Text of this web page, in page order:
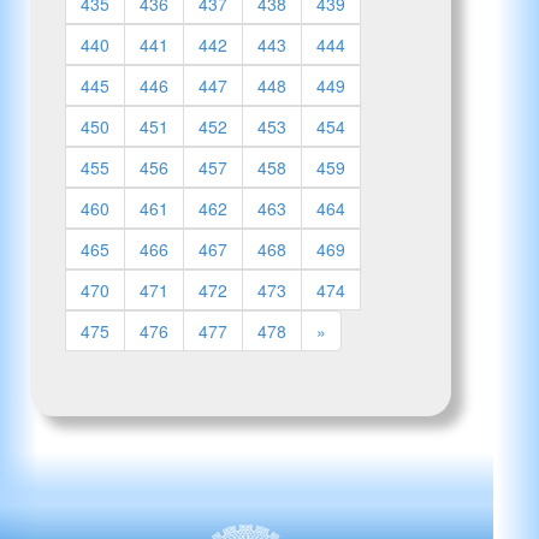
440
441 442 443
444
445
446 447 448
449
450
451 452 453
454
455
456 457 458
459
460
461 462 463
464
465
466 467 468
469
470
471 472 473
474
475
476 477 478 »